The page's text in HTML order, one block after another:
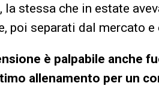
la stessa che in estate
poi separati dal mercato
è palpabile anche
allenamento per un